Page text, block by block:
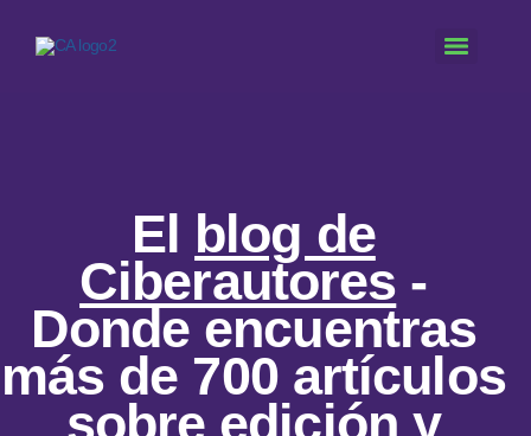
El blog de
Ciberautores -
Donde encuentras
más de 700 artículos
sobre edición y